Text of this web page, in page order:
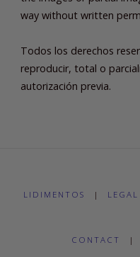
way without written
Todos los derechos
reproducir, total o
autorización previa.
LIDIMENTOS | LEGAL
CONTACT |